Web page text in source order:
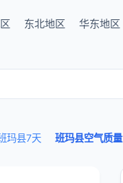
东北地区 华东地区
玛县7天 班玛县空气质量